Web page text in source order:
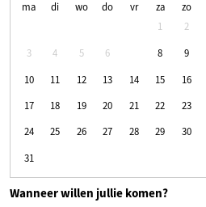
maandag
ma dinsdag
di woensdag
wo donderdag
do vrijdag
vr zaterdag
za zondag
zo
1
2
3 4 5 6 8 9
10 11 12 13 14 15 16
17 18 19 20 21 22 23
24 25 26 27 28 29 30
31
Wanneer willen jullie komen?